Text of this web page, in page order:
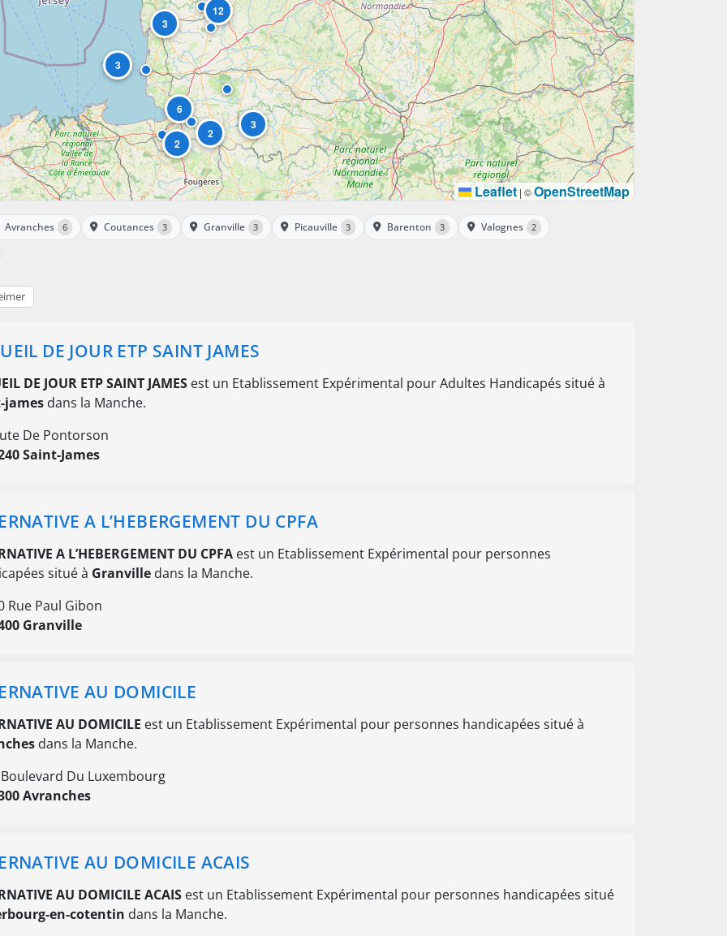
6
12
3
3
2
2
3
Leaflet | ©OpenStreetMap
Avranches 6 Coutances 3 Granville 3 Picauville 3 Barenton 3 Valognes 2
DE JOUR ETP SAINT JAMES
DE JOUR ETP SAINT JAMES est un Etablissement Expérimental pour Adultes Handicapés situé à
james dans la Manche.
De Pontorson
Saint-James
A L’HEBERGEMENT DU CPFA
A L’HEBERGEMENT DU CPFA est un Etablissement Expérimental pour personnes
situé à Granville dans la Manche.
Rue Paul Gibon
Granville
AU DOMICILE
AU DOMICILE est un Etablissement Expérimental pour personnes handicapées situé à
dans la Manche.
Du Luxembourg
Avranches
AU DOMICILE ACAIS
AU DOMICILE ACAIS est un Etablissement Expérimental pour personnes handicapées situé
en-cotentin dans la Manche.